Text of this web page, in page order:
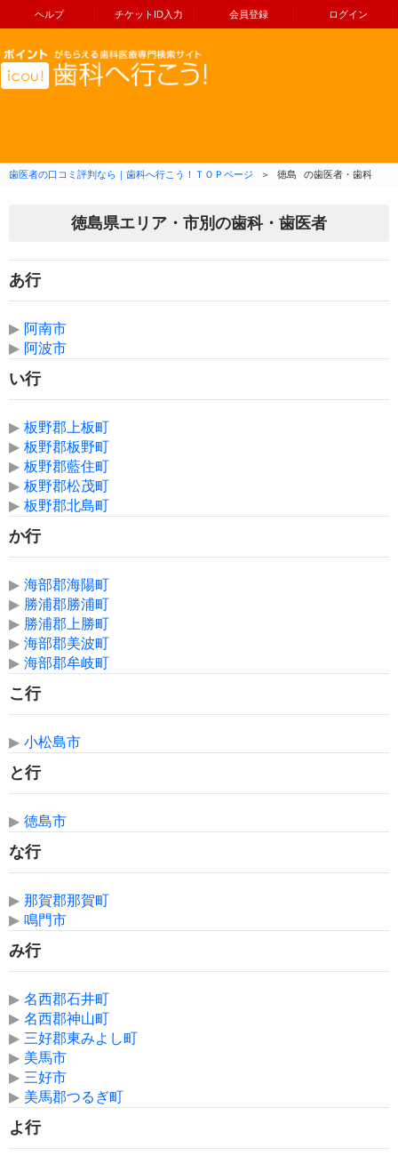
ヘルプ チケットID入力 会員登録 ログイン
コンテンツへ移動
歯医者の口コミ評判なら｜歯科へ行こう！ＴＯＰページ ＞ 徳島 の歯医者・歯科
徳島県エリア・市別の歯科・歯医者
あ行
▶ 阿南市
▶ 阿波市
い行
▶ 板野郡上板町
▶ 板野郡板野町
▶ 板野郡藍住町
▶ 板野郡松茂町
▶ 板野郡北島町
か行
▶ 海部郡海陽町
▶ 勝浦郡勝浦町
▶ 勝浦郡上勝町
▶ 海部郡美波町
▶ 海部郡牟岐町
こ行
▶ 小松島市
と行
▶ 徳島市
な行
▶ 那賀郡那賀町
▶ 鳴門市
み行
▶ 名西郡石井町
▶ 名西郡神山町
▶ 三好郡東みよし町
▶ 美馬市
▶ 三好市
▶ 美馬郡つるぎ町
よ行